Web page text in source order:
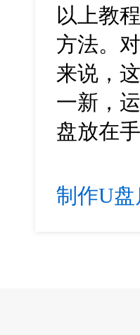
以上教
方法。
来说，
一新，
盘放在
制作U盘